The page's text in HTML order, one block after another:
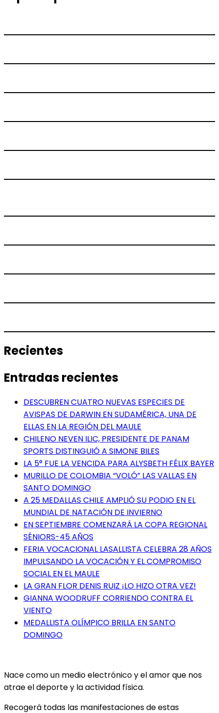
Recientes
Entradas recientes
DESCUBREN CUATRO NUEVAS ESPECIES DE
AVISPAS DE DARWIN EN SUDAMÉRICA, UNA DE
ELLAS EN LA REGIÓN DEL MAULE
CHILENO NEVEN ILIC, PRESIDENTE DE PANAM
SPORTS DISTINGUIÓ A SIMONE BILES
LA 5° FUE LA VENCIDA PARA ALYSBETH FÉLIX BAYER
MURILLO DE COLOMBIA “VOLÓ” LAS VALLAS EN
SANTO DOMINGO
A 25 MEDALLAS CHILE AMPLIÓ SU PODIO EN EL
MUNDIAL DE NATACIÓN DE INVIERNO
EN SEPTIEMBRE COMENZARÁ LA COPA REGIONAL
SÉNIORS-45 AÑOS
FERIA VOCACIONAL LASALLISTA CELEBRA 28 AÑOS
IMPULSANDO LA VOCACIÓN Y EL COMPROMISO
SOCIAL EN EL MAULE
LA GRAN FLOR DENIS RUIZ ¡LO HIZO OTRA VEZ!
GIANNA WOODRUFF CORRIENDO CONTRA EL
VIENTO
MEDALLISTA OLÍMPICO BRILLA EN SANTO
DOMINGO
Nace como un medio electrónico y el amor que nos
atrae el deporte y la actividad física.
Recogerá todas las manifestaciones de estas